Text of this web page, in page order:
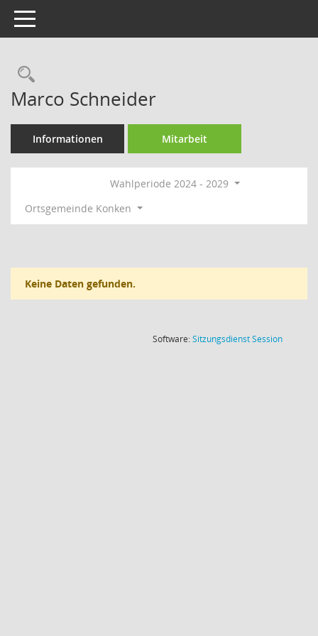
Toggle navigation
Rechercheauswahl
Marco Schneider
Informationen Mitarbeit
Wahlperiode 2024 - 2029
Ortsgemeinde Konken
Keine Daten gefunden.
Software:SitzungsdienstSession(Wird in